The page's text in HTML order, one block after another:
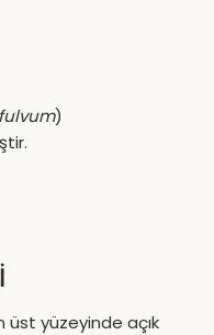
)
üst yüzeyinde açık